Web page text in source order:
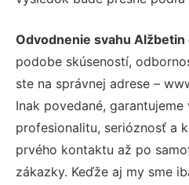
Odvodnenie svahu Alžbetin
podobe skúseností,
ste na správnej adrese –
Inak povedané, garantujeme
profesionalitu, serióznosť a
prvého kontaktu až po
zákazky. Keďže aj my sme